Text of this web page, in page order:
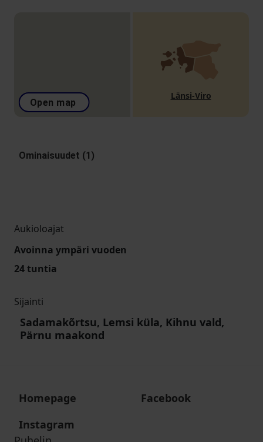
Open map
Länsi-Viro
Ominaisuudet (1)
Aukioloajat
Avoinna ympäri vuoden
24 tuntia
Sijainti
Sadamakõrtsu, Lemsi küla, Kihnu vald,
Pärnu maakond
Homepage
Facebook
Instagram